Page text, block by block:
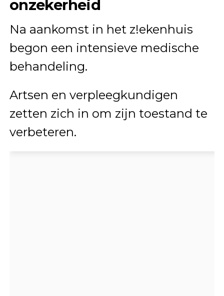
onzekerheid
Na aankomst in het z!ekenhuis
begon een intensieve medische
behandeling.
Artsen en verpleegkundigen
zetten zich in om zijn toestand te
verbeteren.